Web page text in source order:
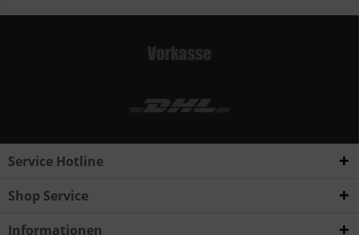
Service Hotline
Shop Service
Informationen